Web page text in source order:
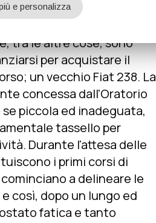
nasce ufficialmente il
volontà di alcuni
tra le altre cose, sono
per acquistare il
un vecchio Fiat 238. La
concessa dall'Oratorio
piccola ed inadeguata,
tassello per
Durante l'attesa delle
i primi corsi di
a delineare le
così, dopo un lungo ed
fatica e tanto
e personalizza